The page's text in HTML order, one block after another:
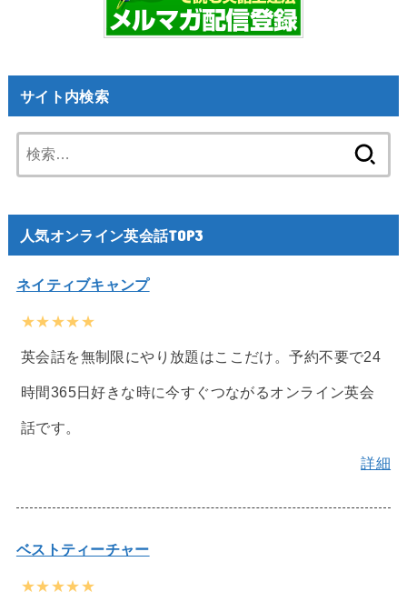
サイト内検索
索:
人気オンライン英会話TOP3
ネイティブキャンプ
★★★★★
英会話を無制限にやり放題はここだけ。予約不要で24
時間365日好きな時に今すぐつながるオンライン英会
話です。
詳細
ベストティーチャー
★★★★★